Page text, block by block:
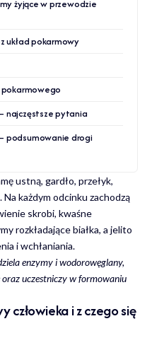
żyjące w przewodzie
układ pokarmowy
pokarmowego
najczęstsze pytania
podsumowanie drogi
ustną, gardło, przełyk,
każdym odcinku zachodzą
skrobi, kwaśne
rozkładające białka, a jelito
i wchłaniania.
enzymy i wodorowęglany,
uczestniczy w formowaniu
człowieka i z czego się